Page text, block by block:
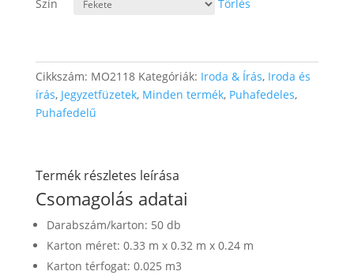
Szín Törlés
Cikkszám: MO2118 Kategóriák: Iroda & Írás, Iroda és
írás, Jegyzetfüzetek, Minden termék, Puhafedeles,
Puhafedelű
Termék részletes leírása
Csomagolás adatai
Darabszám/karton: 50 db
Karton méret: 0.33 m x 0.32 m x 0.24 m
Karton térfogat: 0.025 m3